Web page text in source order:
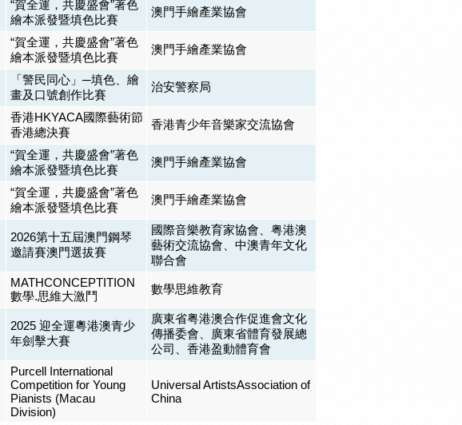
“賀全運，共慶盛會”著色
繪本派發暨填色比賽
澳門手繪產業協會
“賀全運，共慶盛會”著色
繪本派發暨填色比賽
澳門手繪產業協會
「警民同心」─填色、繪
畫及口號創作比賽
治安警察局
香港HKYACA國際藝術節
香港總決賽
香港青少年音樂家交流協會
“賀全運，共慶盛會”著色
繪本派發暨填色比賽
澳門手繪產業協會
“賀全運，共慶盛會”著色
繪本派發暨填色比賽
澳門手繪產業協會
2026第十五屆澳門鋼琴
邀請賽澳門選拔賽
國際音樂教育家協會、粤港澳
藝術交流協會、中澳青年文化
聯合會
MATHCONCEPTITION
數學.思維大激鬥
數學思維教育
2025 迎全運粵港澳青少
年劍擊大賽
廣東省粤港澳合作促進會文化
傳播委會、廣東省體育發展總
公司、香港盈動體育會
Purcell International
Competition for Young
Pianists (Macau
Division)
Universal ArtistsAssociation of
China